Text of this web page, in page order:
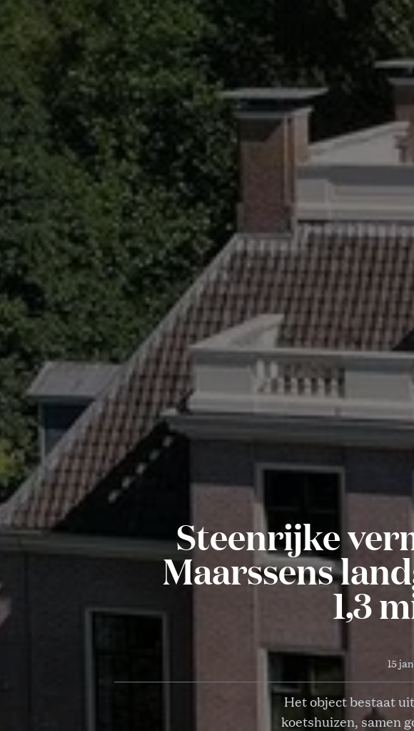
Steenrijke
Maarssens
1,3
15
Het object bestaat
koetshuizen, samen